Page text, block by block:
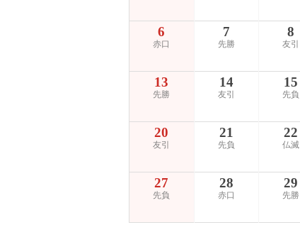
6
赤口
7
先勝
8
友引
13
先勝
14
友引
15
先負
20
友引
21
先負
22
仏滅
27
先負
28
赤口
29
先勝